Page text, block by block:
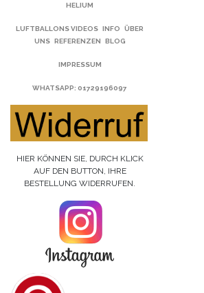
HELIUM
LUFTBALLONS VIDEOS INFO
ÜBER
UNS REFERENZEN BLOG
IMPRESSUM
WHATSAPP: 01729196097
HIER KÖNNEN SIE, DURCH KLICK
AUF DEN BUTTON, IHRE
BESTELLUNG WIDERRUFEN.